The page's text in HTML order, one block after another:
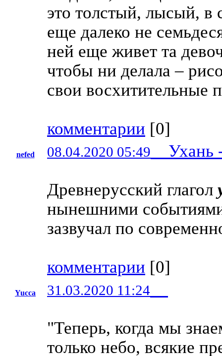
это толстый, лысый, в
еще далеко не
ней еще живет та
чтобы ни делала –
свои восхитительные
комментарии [0]
nefed 08.04.2020 05:49 Ухань -
Древнерусский глагол
нынешними
зазвучал по
комментарии [0]
Yucca 31.03.2020 11:24
"Теперь, когда мы
только небо, всякие